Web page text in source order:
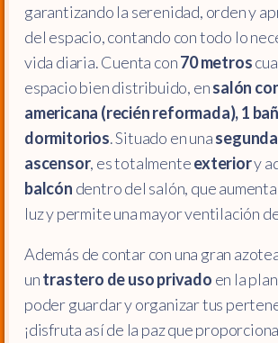
garantizando la serenidad, orden y
del espacio, contando con todo lo
vida diaria. Cuenta con70 metros
espacio bien distribuido, ensalón
americana (recién reformada), 1
dormitorios. Situado en una
ascensor, es totalmenteexteriory
balcón dentro del salón, que
luz y permite una mayor ventilación
Además de contar con una gran
untrastero de uso privado en la
poder guardar y organizar tus
¡disfruta así de la paz que